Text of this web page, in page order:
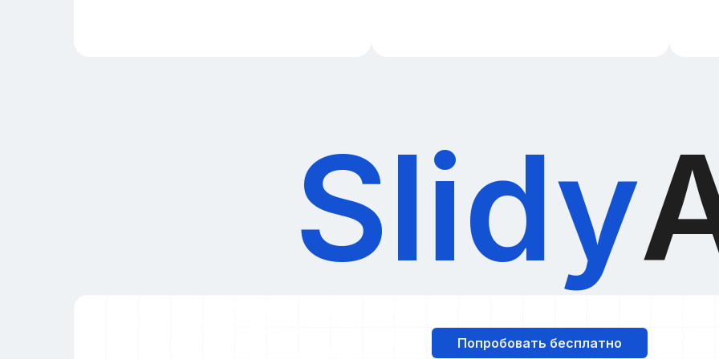
Slidy
Попробовать бесплатно